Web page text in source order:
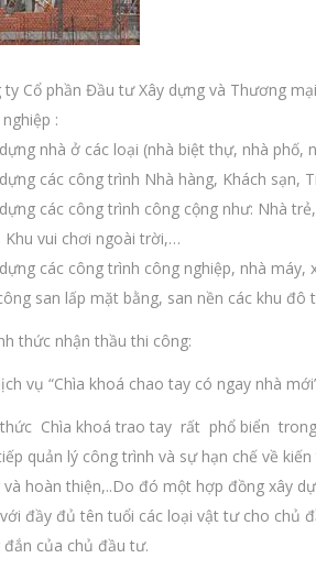
ty Cổ phần Đầu tư Xây dựng và Thương
:
nhà ở các loại (nhà biệt thự, nhà phố,
các công trình Nhà hàng, Khách sạn,
các công trình công cộng như: Nhà
Khu vui chơi ngoài trời,…
các công trình công nghiệp, nhà
san lấp mặt bằng, san nền các khu
thức nhận thầu thi công:
vụ “Chìa khoá chao tay có ngay nhà
thức Chìa khoá trao tay rất phổ biển
quản lý công trình và sự hạn chế về
và hoàn thiện,..Do đó một hợp đồng xây
đầy đủ tên tuổi các loại vật tư cho chủ
đắn của chủ đầu tư.